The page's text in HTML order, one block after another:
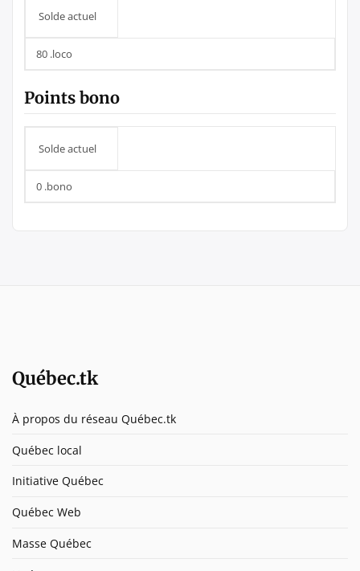
Solde actuel
80 .loco
Points bono
Solde actuel
0 .bono
Québec.tk
À propos du réseau Québec.tk
Québec local
Initiative Québec
Québec Web
Masse Québec